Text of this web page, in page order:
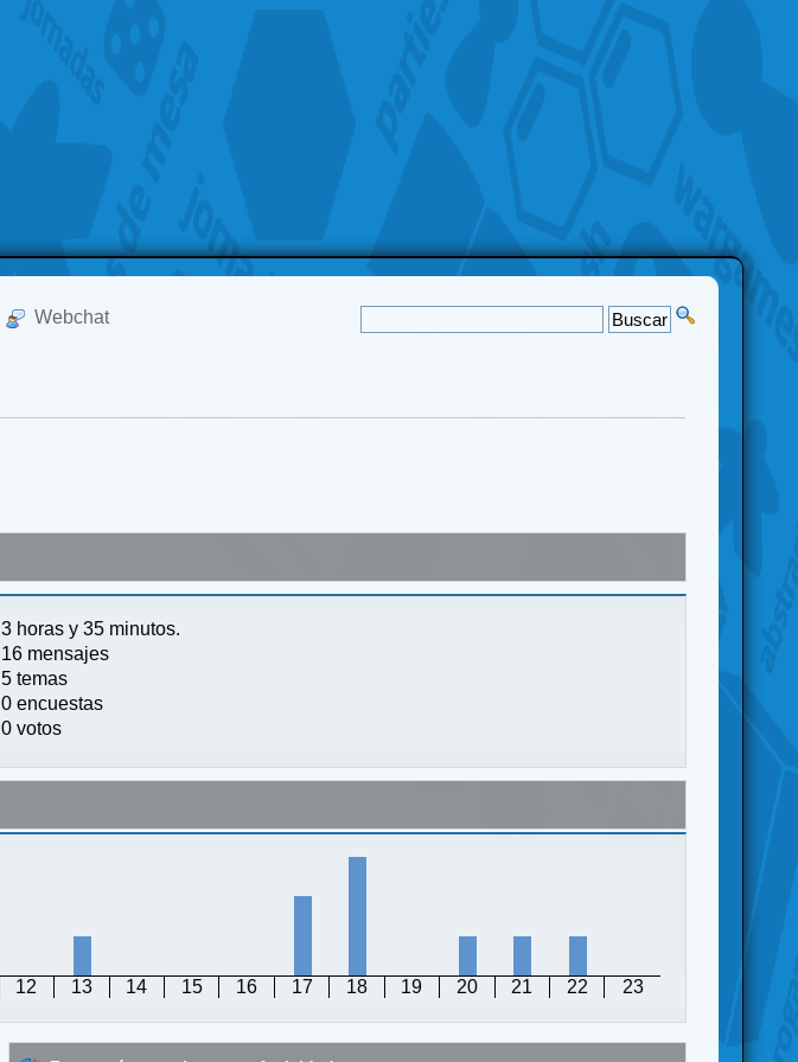
Webchat
3 horas y 35 minutos.
16 mensajes
5 temas
0 encuestas
0 votos
12 13 14 15 16 17 18 19 20 21 22 23